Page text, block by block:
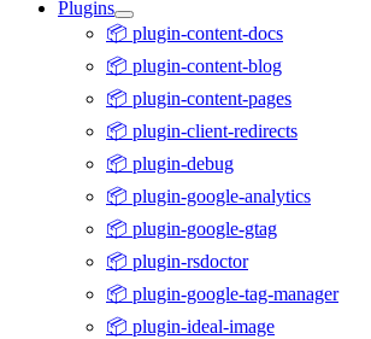
Plugins
📦 plugin-content-docs
📦 plugin-content-blog
📦 plugin-content-pages
📦 plugin-client-redirects
📦 plugin-debug
📦 plugin-google-analytics
📦 plugin-google-gtag
📦 plugin-rsdoctor
📦 plugin-google-tag-manager
📦 plugin-ideal-image